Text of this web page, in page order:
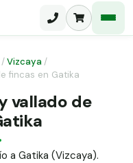
/Vizcaya /
fincas en Gatika
vallado de
a Gatika (Vizcaya).